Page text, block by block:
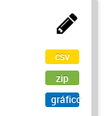
csv
zip
gráfico